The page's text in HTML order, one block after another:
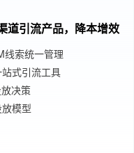
，降本增效
理
具